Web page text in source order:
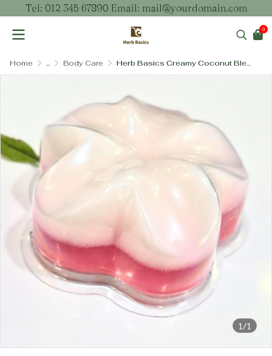
Tel: 012 345 67890 Email: mail@yourdomain.com
0
Home ... Body Care Herb Basics Creamy Coconut Blend Soap – สบู่สูตรครีมมะพร้าวเข้มข้น เพิ่มความชุ่มชื้นและบำรุงผิวล้ำลึก
1/1